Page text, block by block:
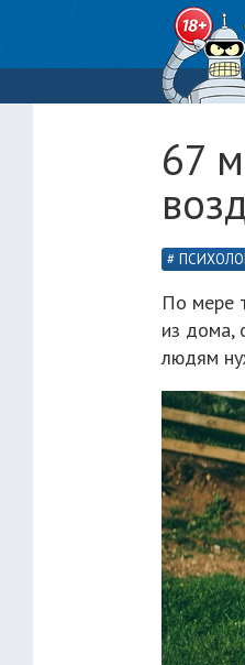
67
По мере
из дома,
людям